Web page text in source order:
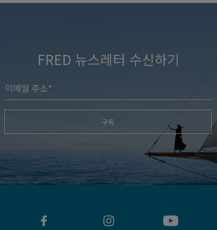
FRED 뉴스레터 수신하기
구독